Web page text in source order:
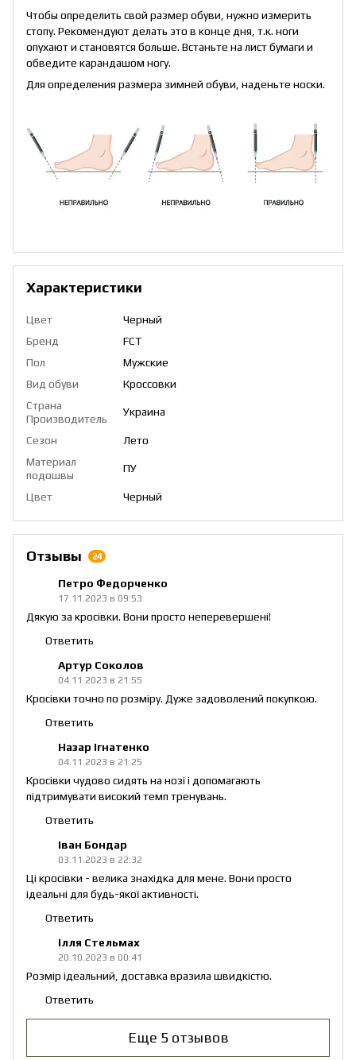
Чтобы определить свой размер обуви, нужно измерить
стопу. Рекомендуют делать это в конце дня, т.к. ноги
опухают и становятся больше. Встаньте на лист бумаги и
обведите карандашом ногу.
Для определения размера зимней обуви, наденьте носки.
Характеристики
Цвет
Черный
Бренд
FCT
Пол
Мужские
Вид обуви
Кроссовки
Страна
Производитель
Украина
Сезон
Лето
Материал
подошвы
ПУ
Цвет Черный
Отзывы 24
Петро Федорченко
17.11.2023 в 09:53
Дякую за кросівки. Вони просто неперевершені!
Ответить
Артур Соколов
04.11.2023 в 21:55
Кросівки точно по розміру. Дуже задоволений покупкою.
Ответить
Назар Ігнатенко
04.11.2023 в 21:25
Кросівки чудово сидять на нозі і допомагають
підтримувати високий темп тренувань.
Ответить
Іван Бондар
03.11.2023 в 22:32
Ці кросівки - велика знахідка для мене. Вони просто
ідеальні для будь-якої активності.
Ответить
Ілля Стельмах
20.10.2023 в 00:41
Розмір ідеальний, доставка вразила швидкістю.
Ответить
Еще 5 отзывов